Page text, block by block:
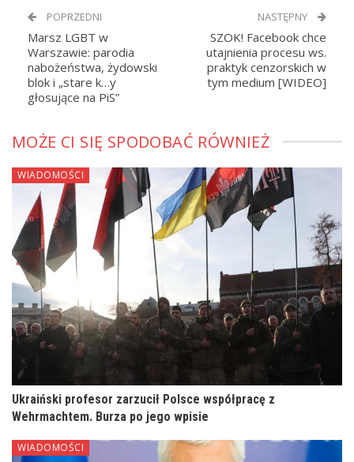
POPRZEDNI
Marsz LGBT w
Warszawie: parodia
nabożeństwa, żydowski
blok i „stare k…y
głosujące na PiS”
NASTĘPNY
SZOK! Facebook chce
utajnienia procesu ws.
praktyk cenzorskich w
tym medium [WIDEO]
MOŻE CI SIĘ SPODOBAĆ RÓWNIEŻ
WIADOMOŚCI
Ukraiński profesor zarzucił Polsce współpracę z
Wehrmachtem. Burza po jego wpisie
WIADOMOŚCI